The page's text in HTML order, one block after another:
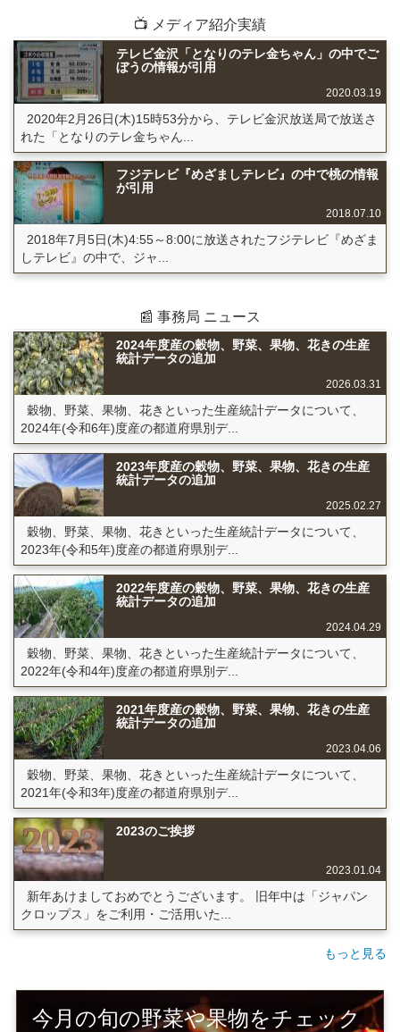
📺 メディア紹介実績
テレビ金沢「となりのテレ金ちゃん」の中でご
ぼうの情報が引用
2020.03.19
2020年2月26日(木)15時53分から、テレビ金沢放送局で放送さ
れた「となりのテレ金ちゃん...
フジテレビ『めざましテレビ』の中で桃の情報
が引用
2018.07.10
2018年7月5日(木)4:55～8:00に放送されたフジテレビ『めざま
しテレビ』の中で、ジャ...
📰 事務局 ニュース
2024年度産の穀物、野菜、果物、花きの生産
統計データの追加
2026.03.31
穀物、野菜、果物、花きといった生産統計データについて、
2024年(令和6年)度産の都道府県別デ...
2023年度産の穀物、野菜、果物、花きの生産
統計データの追加
2025.02.27
穀物、野菜、果物、花きといった生産統計データについて、
2023年(令和5年)度産の都道府県別デ...
2022年度産の穀物、野菜、果物、花きの生産
統計データの追加
2024.04.29
穀物、野菜、果物、花きといった生産統計データについて、
2022年(令和4年)度産の都道府県別デ...
2021年度産の穀物、野菜、果物、花きの生産
統計データの追加
2023.04.06
穀物、野菜、果物、花きといった生産統計データについて、
2021年(令和3年)度産の都道府県別デ...
2023のご挨拶
2023.01.04
新年あけましておめでとうございます。 旧年中は「ジャパン
クロップス」をご利用・ご活用いた...
もっと見る
今月の旬の野菜や果物をチェック